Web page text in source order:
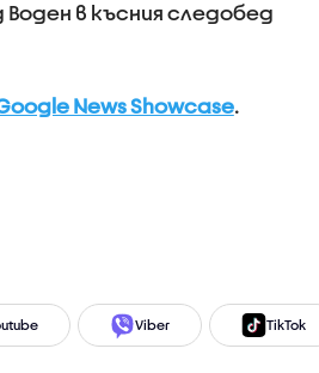
в късния следобед
News Showcase.
Viber TikTok